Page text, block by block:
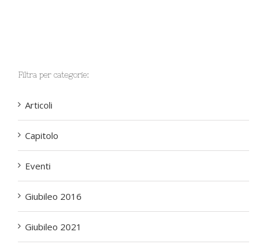
Filtra per categorie:
Articoli
Capitolo
Eventi
Giubileo 2016
Giubileo 2021